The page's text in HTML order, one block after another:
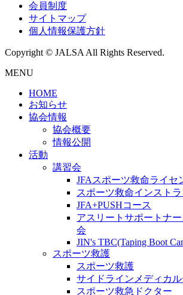
会員制度
サイトマップ
個人情報保護方針
Copyright © JALSA All Rights Reserved.
MENU
HOME
お知らせ
協会情報
協会概要
情報公開
活動
講習会
JFAスポーツ救命ライセ
スポーツ救命インスト
JFA+PUSHコース
アスリートサポートナ
会
JIN's TBC(Taping Boot
スポーツ救護
スポーツ救護
サイドラインメディカ
スポーツ救急ドクター